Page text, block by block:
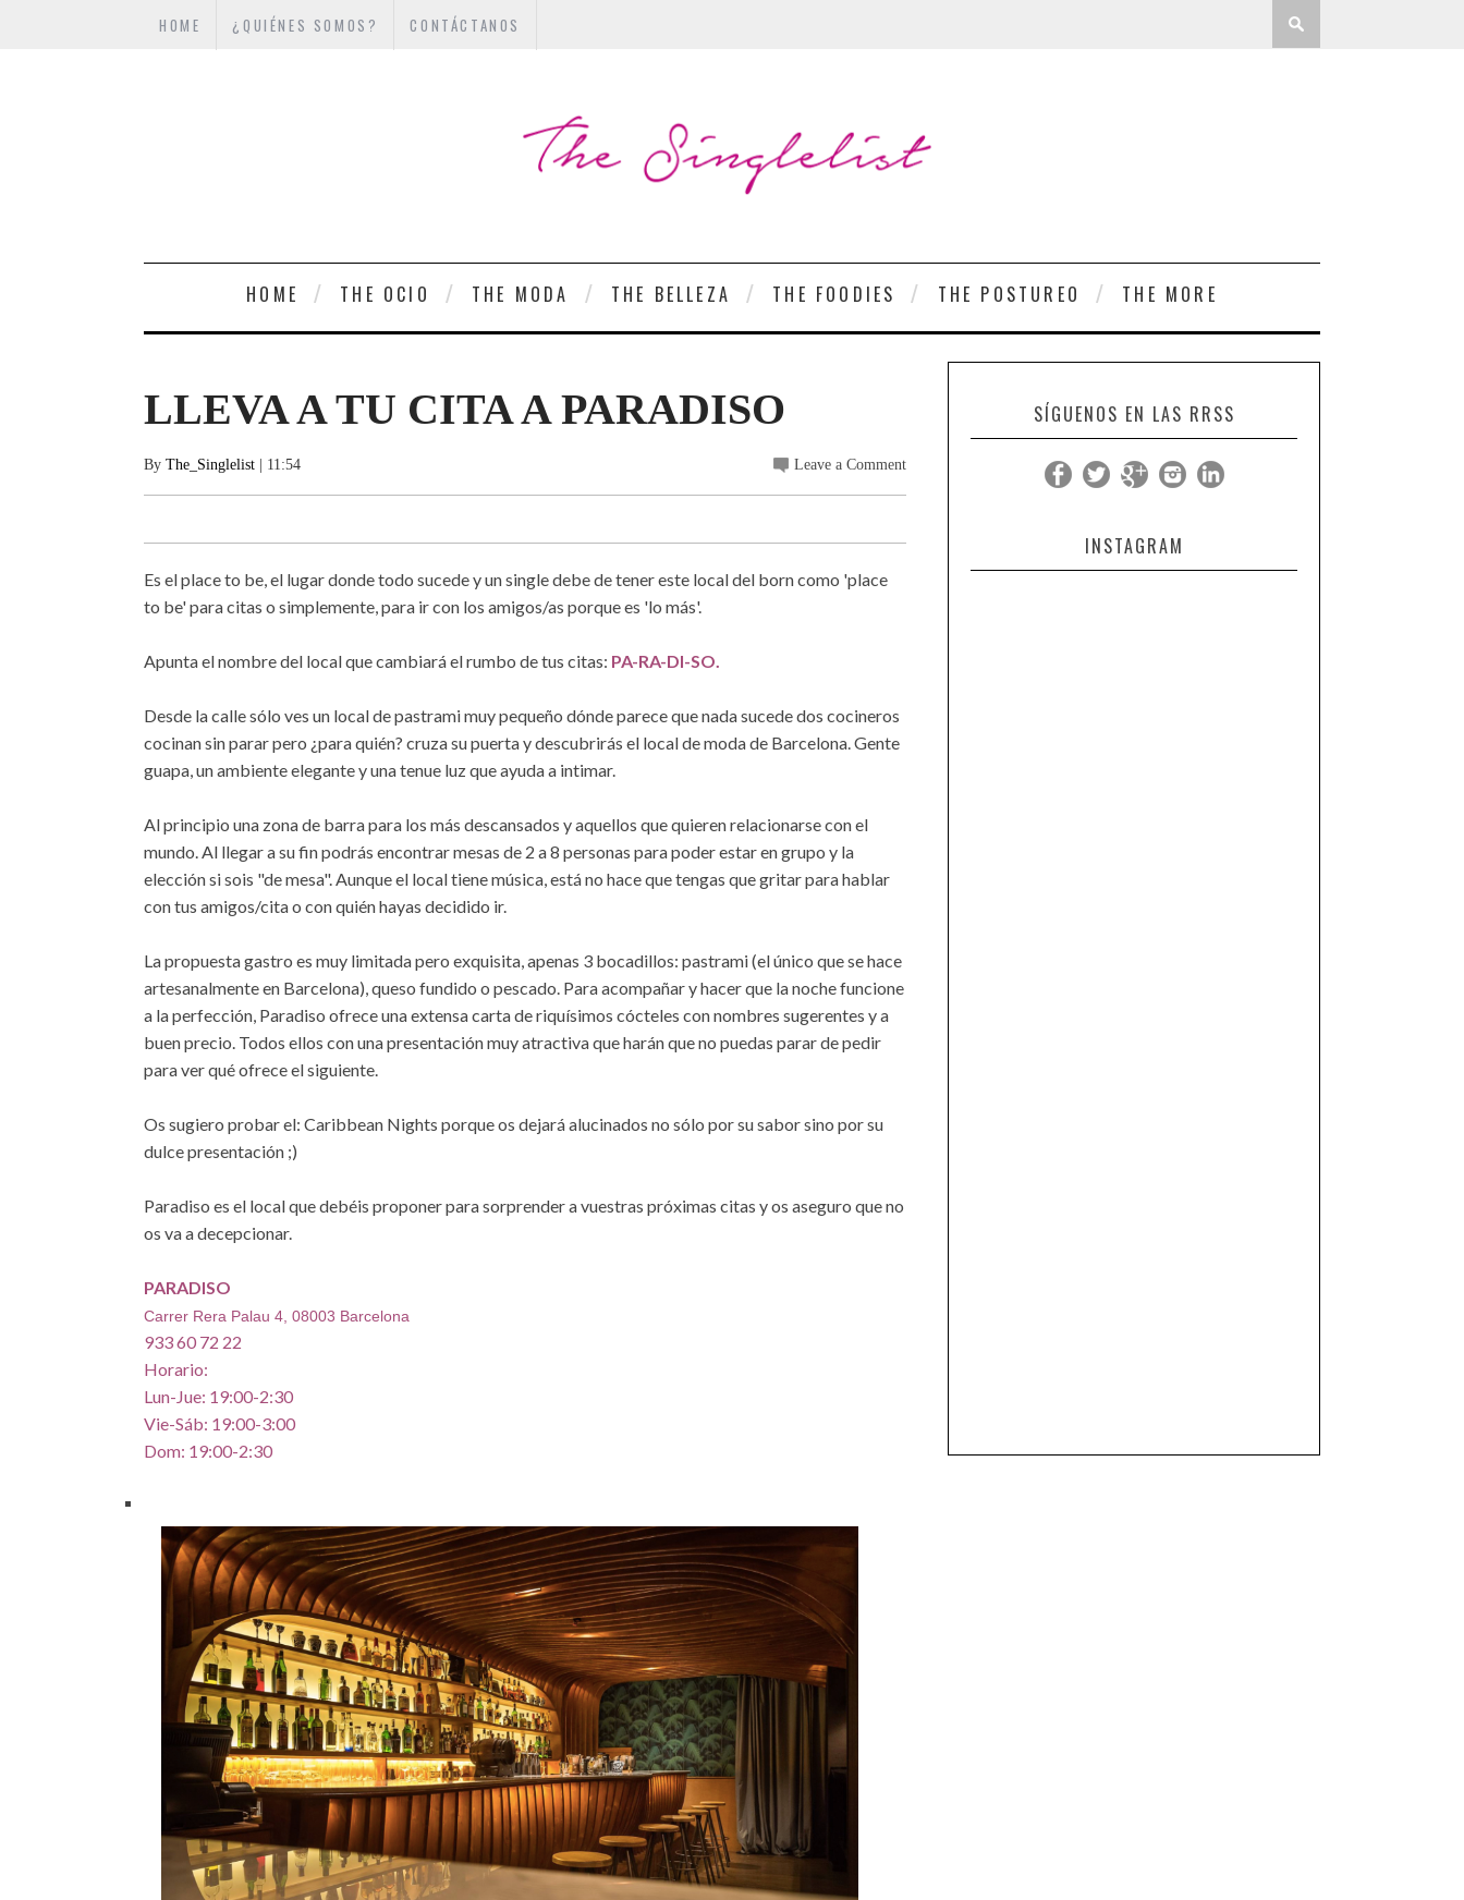
HOME ¿QUIÉNES SOMOS? CONTÁCTANOS
HOME THE OCIO THE MODA THE BELLEZA THE FOODIES THE POSTUREO THE MORE
LLEVA A TU CITA A PARADISO
By The_Singlelist | 11:54 Leave a Comment
Es el place to be, el lugar donde todo sucede y un single debe de tener este local del born como 'place
to be' para citas o simplemente, para ir con los amigos/as porque es 'lo más'.
Apunta el nombre del local que cambiará el rumbo de tus citas: PA-RA-DI-SO.
Desde la calle sólo ves un local de pastrami muy pequeño dónde parece que nada sucede dos cocineros
cocinan sin parar pero ¿para quién? cruza su puerta y descubrirás el local de moda de Barcelona. Gente
guapa, un ambiente elegante y una tenue luz que ayuda a intimar.
Al principio una zona de barra para los más descansados y aquellos que quieren relacionarse con el
mundo. Al llegar a su fin podrás encontrar mesas de 2 a 8 personas para poder estar en grupo y la
elección si sois "de mesa". Aunque el local tiene música, está no hace que tengas que gritar para hablar
con tus amigos/cita o con quién hayas decidido ir.
La propuesta gastro es muy limitada pero exquisita, apenas 3 bocadillos: pastrami (el único que se hace
artesanalmente en Barcelona), queso fundido o pescado. Para acompañar y hacer que la noche funcione
a la perfección, Paradiso ofrece una extensa carta de riquísimos cócteles con nombres sugerentes y a
buen precio. Todos ellos con una presentación muy atractiva que harán que no puedas parar de pedir
para ver qué ofrece el siguiente.
Os sugiero probar el: Caribbean Nights porque os dejará alucinados no sólo por su sabor sino por su
dulce presentación ;)
Paradiso es el local que debéis proponer para sorprender a vuestras próximas citas y os aseguro que no
os va a decepcionar.
PARADISO
Carrer Rera Palau 4, 08003 Barcelona
933 60 72 22
Horario:
Lun-Jue: 19:00-2:30
Vie-Sáb: 19:00-3:00
Dom: 19:00-2:30
SÍGUENOS EN LAS RRSS
INSTAGRAM